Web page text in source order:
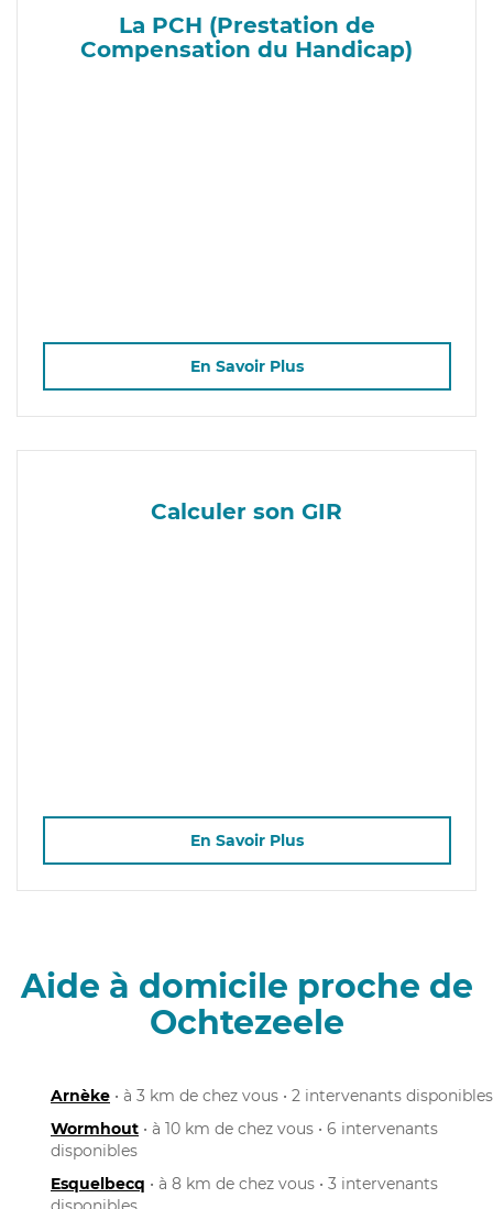
La PCH (Prestation de
Compensation du Handicap)
En Savoir Plus
Calculer son GIR
En Savoir Plus
Aide à domicile proche de
Ochtezeele
Arnèke • à 3 km de chez vous • 2 intervenants disponibles
Wormhout • à 10 km de chez vous • 6 intervenants
disponibles
Esquelbecq • à 8 km de chez vous • 3 intervenants